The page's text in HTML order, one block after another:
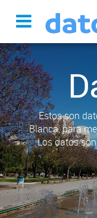
Estos son
Blanca, para
Los datos